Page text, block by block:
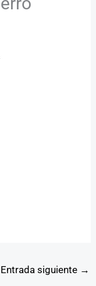
Entrada siguiente →